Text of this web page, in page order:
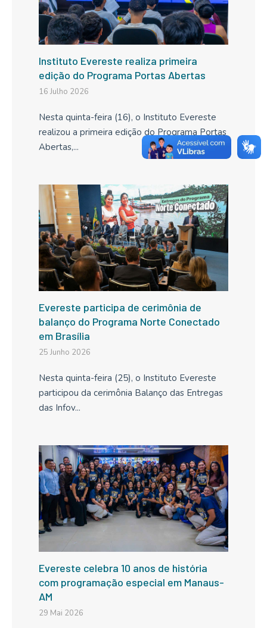
Instituto Evereste realiza primeira
edição do Programa Portas Abertas
16 Julho 2026
Nesta quinta-feira (16), o Instituto Evereste
realizou a primeira edição do Programa Portas
Abertas,...
Evereste participa de cerimônia de
balanço do Programa Norte Conectado
em Brasília
25 Junho 2026
Nesta quinta-feira (25), o Instituto Evereste
participou da cerimônia Balanço das Entregas
das Infov...
Evereste celebra 10 anos de história
com programação especial em Manaus-
AM
29 Mai 2026